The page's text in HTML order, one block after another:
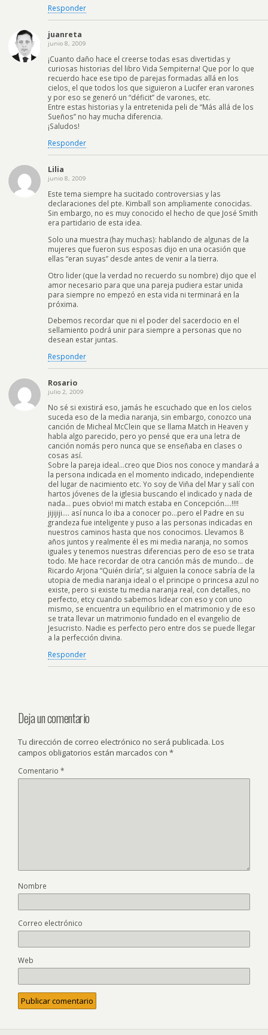
Responder
juanreta
junio 8, 2009
¡Cuanto daño hace el creerse todas esas divertidas y
curiosas historias del libro Vida Sempiterna! Que por lo que
recuerdo hace ese tipo de parejas formadas allá en los
cielos, el que todos los que siguieron a Lucifer eran varones
y por eso se generó un “déficit” de varones, etc.
Entre estas historias y la entretenida peli de “Más allá de los
Sueños” no hay mucha diferencia.
¡Saludos!
Responder
Lilia
junio 8, 2009
Este tema siempre ha sucitado controversias y las
declaraciones del pte. Kimball son ampliamente conocidas.
Sin embargo, no es muy conocido el hecho de que José Smith
era partidario de esta idea.
Solo una muestra (hay muchas): hablando de algunas de la
mujeres que fueron sus esposas dijo en una ocasión que
ellas “eran suyas” desde antes de venir a la tierra.
Otro lider (que la verdad no recuerdo su nombre) dijo que el
amor necesario para que una pareja pudiera estar unida
para siempre no empezó en esta vida ni terminará en la
próxima.
Debemos recordar que ni el poder del sacerdocio en el
sellamiento podrá unir para siempre a personas que no
desean estar juntas.
Responder
Rosario
julio 2, 2009
No sé si existirá eso, jamás he escuchado que en los cielos
suceda eso de la media naranja, sin embargo, conozco una
canción de Micheal McClein que se llama Match in Heaven y
habla algo parecido, pero yo pensé que era una letra de
canción nomás pero nunca que se enseñaba en clases o
cosas así.
Sobre la pareja ideal…creo que Dios nos conoce y mandará a
la persona indicada en el momento indicado, independiente
del lugar de nacimiento etc. Yo soy de Viña del Mar y salí con
hartos jóvenes de la iglesia buscando el indicado y nada de
nada… pues obvio! mi match estaba en Concepción….!!!!
jijijiji…. así nunca lo iba a conocer po…pero el Padre en su
grandeza fue inteligente y puso a las personas indicadas en
nuestros caminos hasta que nos conocimos. Llevamos 8
años juntos y realmente él es mi media naranja, no somos
iguales y tenemos nuestras diferencias pero de eso se trata
todo. Me hace recordar de otra canción más de mundo… de
Ricardo Arjona “Quién diría”, si alguien la conoce sabría de la
utopia de media naranja ideal o el principe o princesa azul no
existe, pero si existe tu media naranja real, con detalles, no
perfecto, etcy cuando sabemos lidear con eso y con uno
mismo, se encuentra un equilibrio en el matrimonio y de eso
se trata llevar un matrimonio fundado en el evangelio de
Jesucristo. Nadie es perfecto pero entre dos se puede llegar
a la perfección divina.
Responder
Deja un comentario
Tu dirección de correo electrónico no será publicada. Los
campos obligatorios están marcados con *
Comentario *
Nombre
Correo electrónico
Web